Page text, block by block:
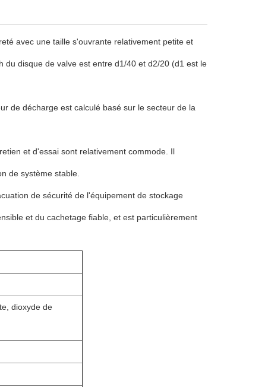
avec une taille s'ouvrante relativement petite et
du disque de valve est entre d1/40 et d2/20 (d1 est le
de décharge est calculé basé sur le secteur de la
et d'essai sont relativement commode. Il
de système stable.
de sécurité de l'équipement de stockage
et du cachetage fiable, et est particulièrement
dioxyde de